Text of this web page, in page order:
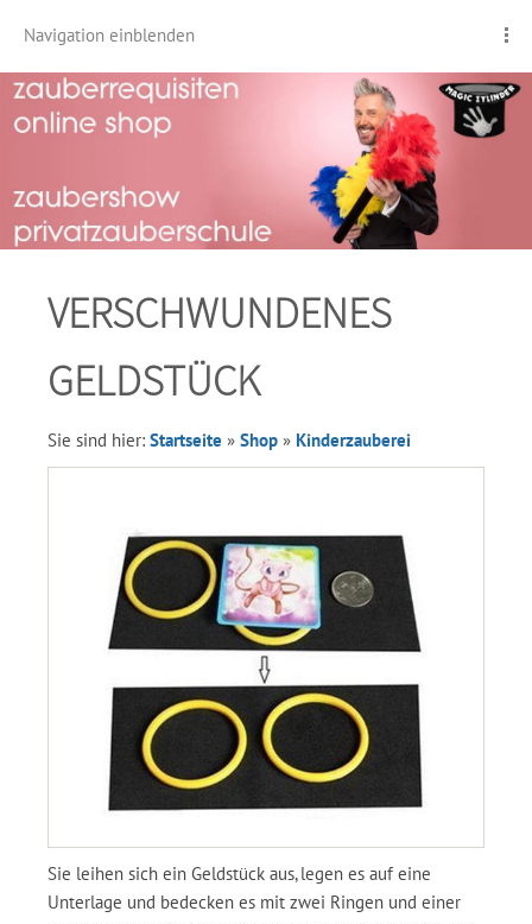
Navigation einblenden
VERSCHWUNDENES
GELDSTÜCK
Sie sind hier: Startseite » Shop » Kinderzauberei
Sie leihen sich ein Geldstück aus, legen es auf eine
Unterlage und bedecken es mit zwei Ringen und einer